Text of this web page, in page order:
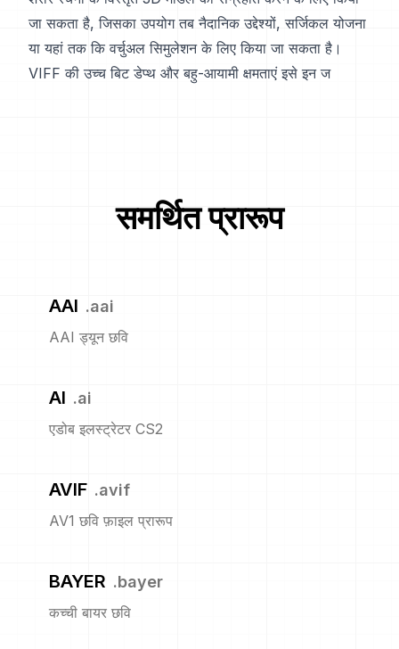
जा सकता है, जिसका उपयोग तब नैदानिक उद्देश्यों, सर्जिकल योजना
या यहां तक कि वर्चुअल सिमुलेशन के लिए किया जा सकता है।
VIFF की उच्च बिट डेप्थ और बहु-आयामी क्षमताएं इसे इन ज
समर्थित प्रारूप
AAI .aai
AAI ड्यून छवि
AI .ai
एडोब इलस्ट्रेटर CS2
AVIF .avif
AV1 छवि फ़ाइल प्रारूप
BAYER .bayer
कच्ची बायर छवि